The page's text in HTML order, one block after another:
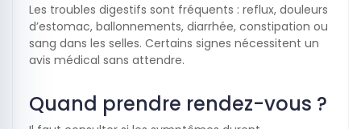
Les troubles digestifs sont fréquents : reflux, douleurs
d’estomac, ballonnements, diarrhée, constipation ou
sang dans les selles. Certains signes nécessitent un
avis médical sans attendre.
Quand prendre rendez-vous ?